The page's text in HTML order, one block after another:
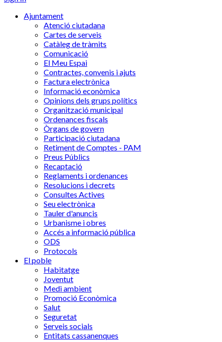
Ajuntament
Atenció ciutadana
Cartes de serveis
Catàleg de tràmits
Comunicació
El Meu Espai
Contractes, convenis i ajuts
Factura electrònica
Informació econòmica
Opinions dels grups polítics
Organització municipal
Ordenances fiscals
Òrgans de govern
Participació ciutadana
Retiment de Comptes - PAM
Preus Públics
Recaptació
Reglaments i ordenances
Resolucions i decrets
Consultes Actives
Seu electrònica
Tauler d'anuncis
Urbanisme i obres
Accés a informació pública
ODS
Protocols
El poble
Habitatge
Joventut
Medi ambient
Promoció Econòmica
Salut
Seguretat
Serveis socials
Entitats cassanenques